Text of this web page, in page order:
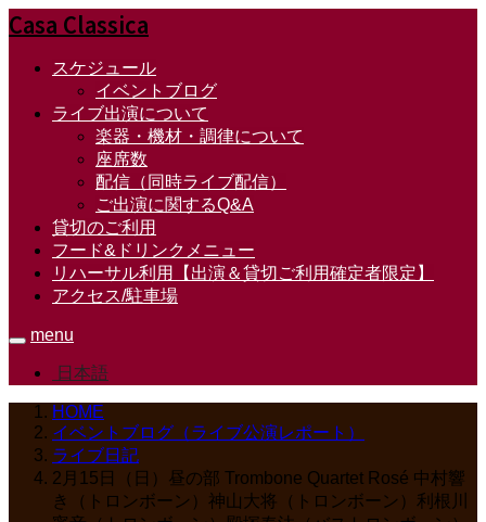
Casa Classica
スケジュール
イベントブログ
ライブ出演について
楽器・機材・調律について
座席数
配信（同時ライブ配信）
ご出演に関するQ&A
貸切のご利用
フード&ドリンクメニュー
リハーサル利用【出演＆貸切ご利用確定者限定】
アクセス/駐車場
menu
日本語
HOME
イベントブログ（ライブ公演レポート）
ライブ日記
2月15日（日）昼の部 Trombone Quartet Rosé 中村響
き（トロンボーン）神山大将（トロンボーン）利根川